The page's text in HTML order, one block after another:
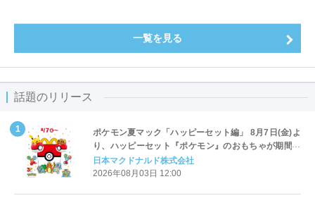
一覧を見る
話題のリリース
ポケモン夏マック「ハッピーセット編」 8月7日(金)よ
り、ハッピーセット『ポケモン』のおもちゃが期間限
定登場
日本マクドナルド株式会社
2026年08月03日 12:00